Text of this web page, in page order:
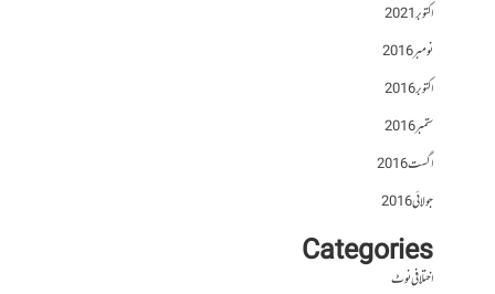
اکتوبر 2021
نومبر 2016
اکتوبر 2016
ستمبر 2016
اگست 2016
جولائی 2016
Categories
اختلافی نوٹ